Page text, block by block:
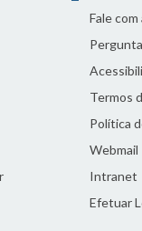
Fale com
Termos
Política
Webmail
Intranet
Efetuar